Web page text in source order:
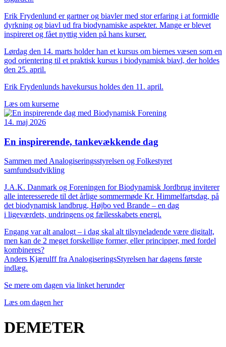
Erik Frydenlund er gartner og biavler med stor erfaring i at formidle
dyrkning og biavl ud fra biodynamiske aspekter. Mange er blevet
inspireret og fået nyttig viden på hans kurser.
Lørdag den 14. marts holder han et kursus om biernes væsen som en
god orientering til et praktisk kursus i biodynamisk biavl, der holdes
den 25. april.
Erik Frydenlunds havekursus holdes den 11. april.
Læs om kurserne
14. maj 2026
En inspirerende, tankevækkende dag
Sammen med Analogiseringsstyrelsen og Folkestyret
samfundsudvikling
J.A.K. Danmark og Foreningen for Biodynamisk Jordbrug inviterer
alle interesserede til det årlige sommermøde Kr. Himmelfartsdag, på
det biodynamisk landbrug, Højbo ved Brande – en dag
i ligeværdets, undringens og fællesskabets energi.
Engang var alt analogt – i dag skal alt tilsyneladende være digitalt,
men kan de 2 meget forskellige former, eller principper, med fordel
kombineres?
Anders Kjærulff fra AnalogiseringsStyrelsen har dagens første
indlæg.
Se mere om dagen via linket herunder
Læs om dagen her
DEMETER